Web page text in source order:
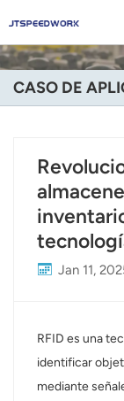
+86 -
CASO DE
Jan 11,
RFID es una
identificar
mediante